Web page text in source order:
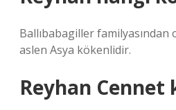
Ballıbabagiller
aslen Asya kökenlidir.
Reyhan Cennet